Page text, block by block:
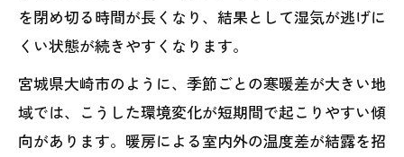
を閉め切る時間が長くなり、結果として湿気が逃げに
くい状態が続きやすくなります。
宮城県大崎市のように、季節ごとの寒暖差が大きい地
域では、こうした環境変化が短期間で起こりやすい傾
向があります。暖房による室内外の温度差が結露を招